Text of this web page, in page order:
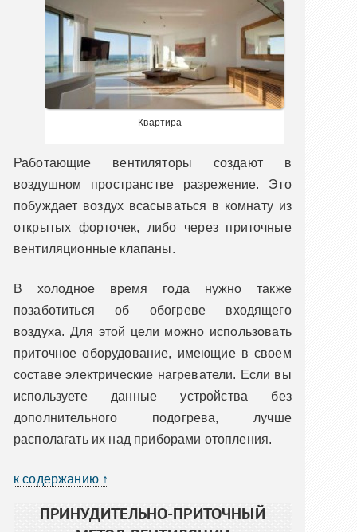
Квартира
Работающие вентиляторы создают в
воздушном пространстве разрежение. Это
побуждает воздух всасываться в комнату из
открытых форточек, либо через приточные
вентиляционные клапаны.
В холодное время года нужно также
позаботиться об обогреве входящего
воздуха. Для этой цели можно использовать
приточное оборудование, имеющие в своем
составе электрические нагреватели. Если вы
используете данные устройства без
дополнительного подогрева, лучше
располагать их над приборами отопления.
к содержанию ↑
ПРИНУДИТЕЛЬНО-ПРИТОЧНЫЙ